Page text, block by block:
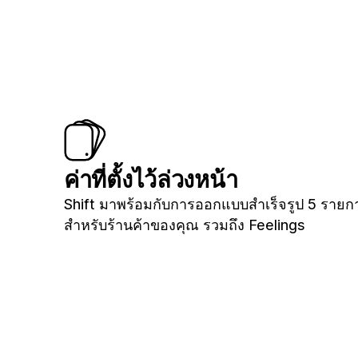
ค่าที่ตั้งไว้ล่วงหน้า
Shift มาพร้อมกับการออกแบบสำเร็จรูป 5 รายก
สำหรับร้านค้าของคุณ รวมถึง Feelings